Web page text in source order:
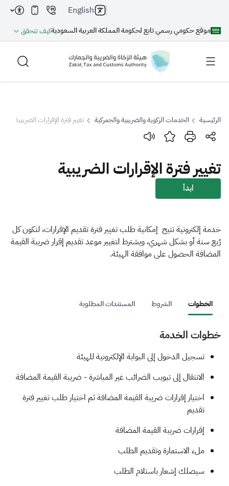
موقع حكومي رسمي تابع لحكومة المملكة العربية السعوديةكيف تتحقق
English
بحث
بحث بحث AI
الزكاة الجمارك
ضريبة القيمة المضافة
الإقرار الضريبي
التصرفات العقارية
الرئيسية الخدمات الزكوية والضريبية والجمركية تغيير فترة الإقرارات الضريبية
تغيير فترة الإقرارات الضريبية
ابدأ
خدمة إلكترونية تتيح إمكانية طلب تغيير فترة تقديم الإقرارات، لتكون كل
رُبع سنة أو بشكل شهري، ويشترط لتغيير موعد تقديم إقرار ضريبة القيمة
المضافة الحصول على موافقة الهيئة.
الخطوات الشروط المستندات المطلوبة
خطوات الخدمة
​​​​تسجيل الدخول إلى البوابة الإلكترونية للهيئة
الانتقال إلى تبويب الضرائب غير المباشرة - ضريبة القيمة المضافة
اختيار إقرارات ضريبة القيمة المضافة ثم اختيار طلب تغيير فترة
تقديم
إقرارات ضريبة القيمة المضافة
ملء الاستمارة وتقديم الطلب
سيصلك إشعار باستلام الطلب ​